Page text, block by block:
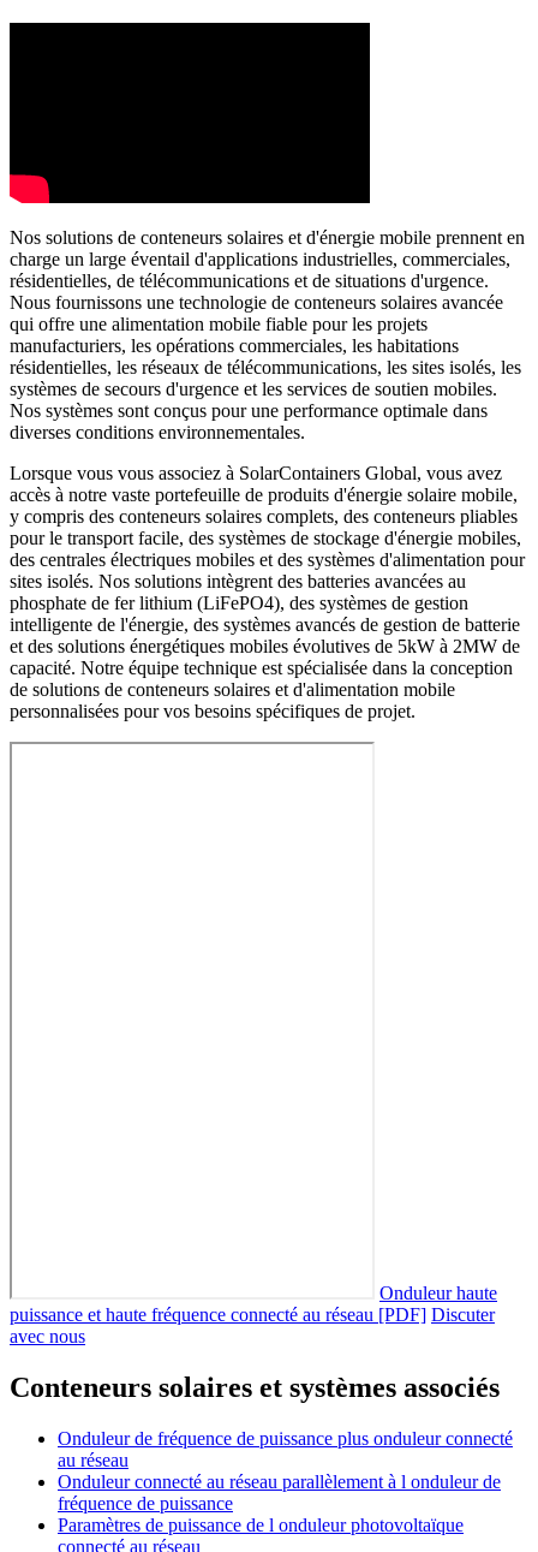
Nos solutions de conteneurs solaires et d'énergie mobile prennent en
charge un large éventail d'applications industrielles, commerciales,
résidentielles, de télécommunications et de situations d'urgence.
Nous fournissons une technologie de conteneurs solaires avancée
qui offre une alimentation mobile fiable pour les projets
manufacturiers, les opérations commerciales, les habitations
résidentielles, les réseaux de télécommunications, les sites isolés, les
systèmes de secours d'urgence et les services de soutien mobiles.
Nos systèmes sont conçus pour une performance optimale dans
diverses conditions environnementales.
Lorsque vous vous associez à SolarContainers Global, vous avez
accès à notre vaste portefeuille de produits d'énergie solaire mobile,
y compris des conteneurs solaires complets, des conteneurs pliables
pour le transport facile, des systèmes de stockage d'énergie mobiles,
des centrales électriques mobiles et des systèmes d'alimentation pour
sites isolés. Nos solutions intègrent des batteries avancées au
phosphate de fer lithium (LiFePO4), des systèmes de gestion
intelligente de l'énergie, des systèmes avancés de gestion de batterie
et des solutions énergétiques mobiles évolutives de 5kW à 2MW de
capacité. Notre équipe technique est spécialisée dans la conception
de solutions de conteneurs solaires et d'alimentation mobile
personnalisées pour vos besoins spécifiques de projet.
Onduleur haute
puissance et haute fréquence connecté au réseau [PDF] Discuter
avec nous
Conteneurs solaires et systèmes associés
Onduleur de fréquence de puissance plus onduleur connecté
au réseau
Onduleur connecté au réseau parallèlement à l onduleur de
fréquence de puissance
Paramètres de puissance de l onduleur photovoltaïque
connecté au réseau